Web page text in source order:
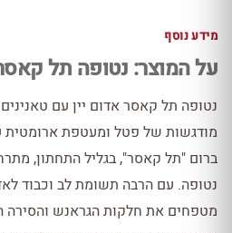
מידע נוסף
על המוצר: נטופה תל
נטופה תל קאסר אדום יין עם
מודגשות של פטל ומעטפת
ברום "תל קאסר", בגליל התחתון,
נטופה. עם הרבה תשומת לב וכבוד
מטפחים את חלקות הגראנש והסירה